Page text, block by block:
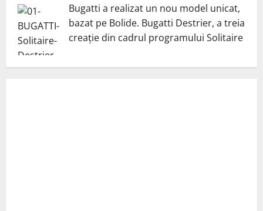
Bugatti a realizat un nou model unicat,
bazat pe Bolide. Bugatti Destrier, a treia
creație din cadrul programului Solitaire